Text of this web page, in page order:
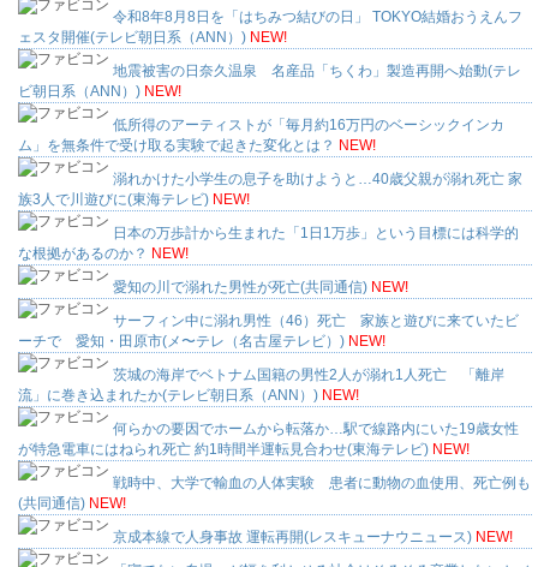
令和8年8月8日を「はちみつ結びの日」 TOKYO結婚おうえんフ
ェスタ開催(テレビ朝日系（ANN）) NEW!
地震被害の日奈久温泉 名産品「ちくわ」製造再開へ始動(テレ
ビ朝日系（ANN）) NEW!
低所得のアーティストが「毎月約16万円のベーシックインカ
ム」を無条件で受け取る実験で起きた変化とは？ NEW!
溺れかけた小学生の息子を助けようと…40歳父親が溺れ死亡 家
族3人で川遊びに(東海テレビ) NEW!
日本の万歩計から生まれた「1日1万歩」という目標には科学的
な根拠があるのか？ NEW!
愛知の川で溺れた男性が死亡(共同通信) NEW!
サーフィン中に溺れ男性（46）死亡 家族と遊びに来ていたビ
ーチで 愛知・田原市(メ〜テレ（名古屋テレビ）) NEW!
茨城の海岸でベトナム国籍の男性2人が溺れ1人死亡 「離岸
流」に巻き込まれたか(テレビ朝日系（ANN）) NEW!
何らかの要因でホームから転落か…駅で線路内にいた19歳女性
が特急電車にはねられ死亡 約1時間半運転見合わせ(東海テレビ) NEW!
戦時中、大学で輸血の人体実験 患者に動物の血使用、死亡例も
(共同通信) NEW!
京成本線で人身事故 運転再開(レスキューナウニュース) NEW!